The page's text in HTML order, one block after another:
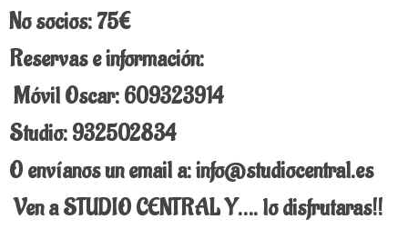
No socios: 75€
Reservas e información:
Móvil Oscar: 609323914
Studio: 932502834
O envíanos un email a: info@studiocentral.es
Ven a STUDIO CENTRAL Y…. lo disfrutaras!!